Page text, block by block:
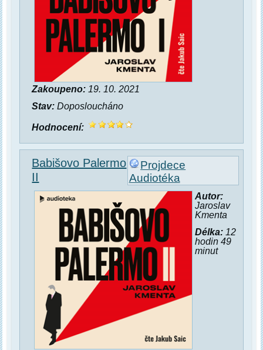
Zakoupeno: 19. 10. 2021
Stav: Doposloucháno
Hodnocení:
Projdece
Audiotéka
Babišovo Palermo
II
Autor:
Jaroslav
Kmenta
Délka:12
hodin 49
minut